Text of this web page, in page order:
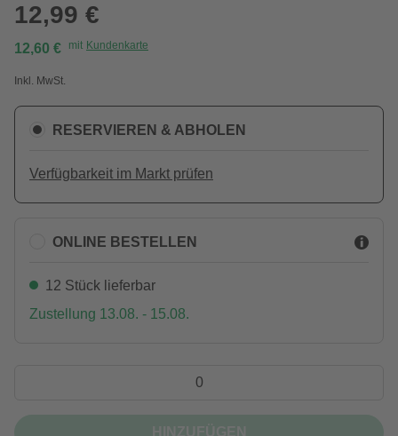
12,99 €
12,60 € mit Kundenkarte
Inkl. MwSt.
RESERVIEREN & ABHOLEN
Verfügbarkeit im Markt prüfen
ONLINE BESTELLEN
12 Stück lieferbar
Zustellung 13.08. - 15.08.